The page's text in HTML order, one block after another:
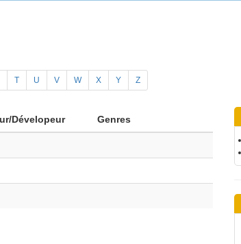
T U V W X Y Z
Dévelopeur Genres